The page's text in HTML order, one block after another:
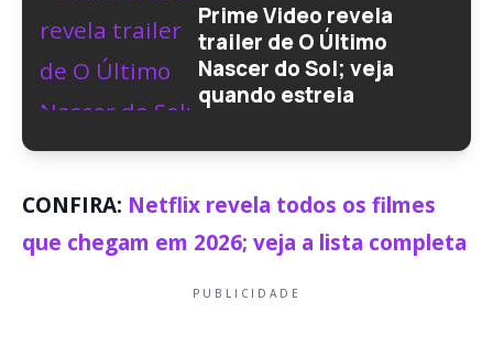
Prime Video revela
trailer de O Último
Nascer do Sol; veja
quando estreia
CONFIRA: Netflix revela todos os filmes
que chegam em 2026; veja a lista completa
PUBLICIDADE